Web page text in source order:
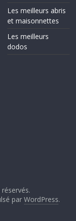
Les meilleurs abris
et maisonnettes
Les meilleurs
dodos
parWordPress.